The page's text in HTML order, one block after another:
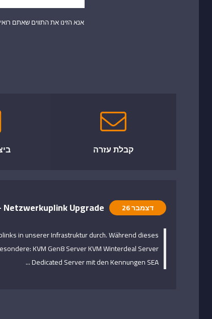
אנא הזינו את התווים שאתם
קבלת עזרה
דצמבר 26 Upgrade
in unserer Infrastruktur durch. Während dieses
KVM Gen8 Server KVM Winterdeal Server
Dedicated Server mit den Kennungen SEA ...